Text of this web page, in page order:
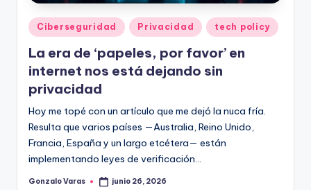
Publicado
en
Ciberseguridad Privacidad tech policy
La era de ‘papeles, por favor’ en
internet nos está dejando sin
privacidad
Hoy me topé con un artículo que me dejó la nuca fría.
Resulta que varios países —Australia, Reino Unido,
Francia, España y un largo etcétera— están
implementando leyes de verificación…
Publicado
Gonzalo Varas junio 26, 2026